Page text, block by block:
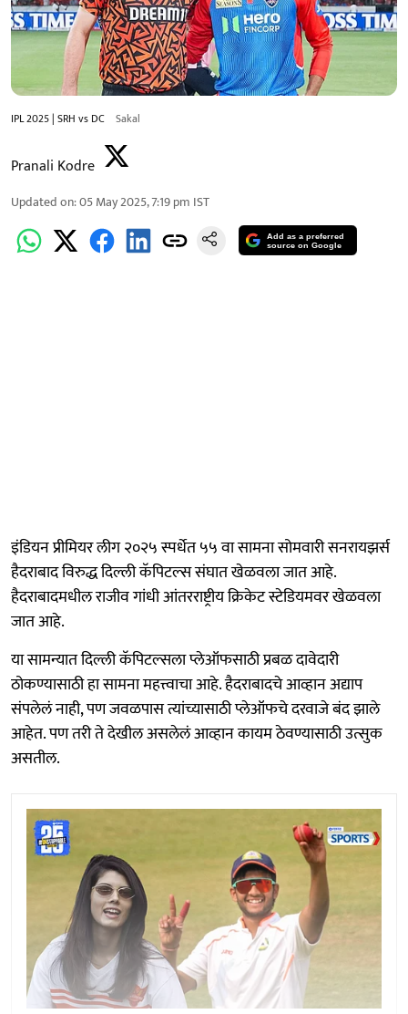
IPL 2025 | SRH vs DC Sakal
Pranali Kodre
Updated on:05 May 2025, 7:19 pm IST
Add as a preferred
source on Google
इंडियन प्रीमियर लीग २०२५ स्पर्धेत ५५ वा सामना सोमवारी सनरायझर्स
हैदराबाद विरुद्ध दिल्ली कॅपिटल्स संघात खेळवला जात आहे.
हैदराबादमधील राजीव गांधी आंतरराष्ट्रीय क्रिकेट स्टेडियमवर खेळवला
जात आहे.
या सामन्यात दिल्ली कॅपिटल्सला प्लेऑफसाठी प्रबळ दावेदारी
ठोकण्यासाठी हा सामना महत्त्वाचा आहे. हैदराबादचे आव्हान अद्याप
संपलेलं नाही, पण जवळपास त्यांच्यासाठी प्लेऑफचे दरवाजे बंद झाले
आहेत. पण तरी ते देखील असलेलं आव्हान कायम ठेवण्यासाठी उत्सुक
असतील.